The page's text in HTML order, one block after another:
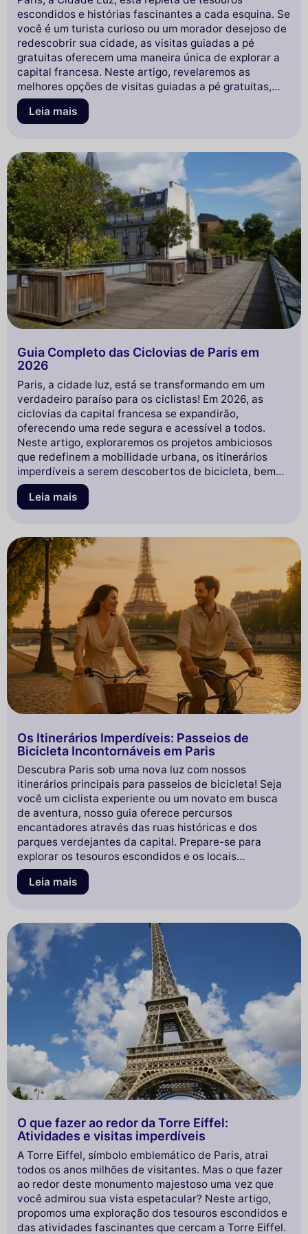
escondidos e histórias fascinantes a cada esquina. Se
você é um turista curioso ou um morador desejoso de
redescobrir sua cidade, as visitas guiadas a pé
gratuitas oferecem uma maneira única de explorar a
capital francesa. Neste artigo, revelaremos as
melhores opções de visitas guiadas a pé gratuitas,
permitindo que você mergulhe na história, cultura e
arquitetura de Paris sem gastar um centavo.
Leia mais
Guia Completo das Ciclovias de Paris em
2026
Paris, a cidade luz, está se transformando em um
verdadeiro paraíso para os ciclistas! Em 2026, as
ciclovias da capital francesa se expandirão,
oferecendo uma rede segura e acessível a todos.
Neste artigo, exploraremos os projetos ambiciosos
que redefinem a mobilidade urbana, os itinerários
imperdíveis a serem descobertos de bicicleta, bem
como as iniciativas ecológicas que acompanham essa
revolução. Prepare-se para pedalar pelas ruas
Leia mais
Os Itinerários Imperdíveis: Passeios de
Bicicleta Incontornáveis em Paris
Descubra Paris sob uma nova luz com nossos
itinerários principais para passeios de bicicleta! Seja
você um ciclista experiente ou um novato em busca
de aventura, nosso guia oferece percursos
encantadores através das ruas históricas e dos
parques verdejantes da capital. Prepare-se para
explorar os tesouros escondidos e os locais
emblemáticos enquanto desfruta da liberdade que a
bicicleta proporciona. Embarque conosco para uma
Leia mais
O que fazer ao redor da Torre Eiffel:
Atividades e visitas imperdíveis
A Torre Eiffel, símbolo emblemático de Paris, atrai
todos os anos milhões de visitantes. Mas o que fazer
ao redor deste monumento majestoso uma vez que
você admirou sua vista espetacular? Neste artigo,
propomos uma exploração dos tesouros escondidos e
das atividades fascinantes que cercam a Torre Eiffel.